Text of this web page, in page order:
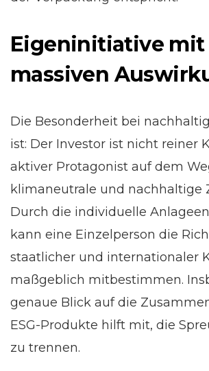
Eigeninitiative mit
massiven
Die Besonderheit bei
ist: Der Investor ist nicht reiner
aktiver Protagonist auf dem
klimaneutrale und nachhaltige
Durch die individuelle
kann eine Einzelperson die
staatlicher und internationaler
maßgeblich mitbestimmen.
genaue Blick auf die
ESG-Produkte hilft mit, die
zu trennen.